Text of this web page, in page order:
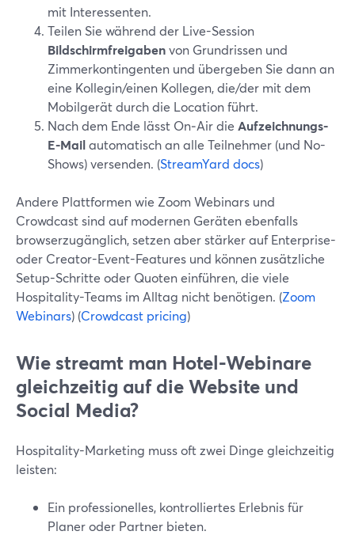
mit Interessenten.
Teilen Sie während der Live-Session
Bildschirmfreigabenvon Grundrissen und
Zimmerkontingenten und übergeben Sie dann an
eine Kollegin/einen Kollegen, die/der mit dem
Mobilgerät durch die Location führt.
Nach dem Ende lässt On‑Air die Aufzeichnungs-
E-Mailautomatisch an alle Teilnehmer (und No-
Shows) versenden. (StreamYard docs)
Andere Plattformen wie Zoom Webinars und
Crowdcast sind auf modernen Geräten ebenfalls
browserzugänglich, setzen aber stärker auf Enterprise-
oder Creator-Event-Features und können zusätzliche
Setup-Schritte oder Quoten einführen, die viele
Hospitality-Teams im Alltag nicht benötigen. (Zoom
Webinars) (Crowdcast pricing)
Wie streamt man Hotel-Webinare
gleichzeitig auf die Website und
Social Media?
Hospitality-Marketing muss oft zwei Dinge gleichzeitig
leisten:
Ein professionelles, kontrolliertes Erlebnis für
Planer oder Partner bieten.